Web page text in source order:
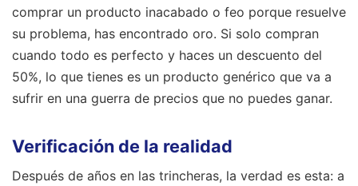
comprar un producto inacabado o feo porque resuelve
su problema, has encontrado oro. Si solo compran
cuando todo es perfecto y haces un descuento del
50%, lo que tienes es un producto genérico que va a
sufrir en una guerra de precios que no puedes ganar.
Verificación de la realidad
Después de años en las trincheras, la verdad es esta: a